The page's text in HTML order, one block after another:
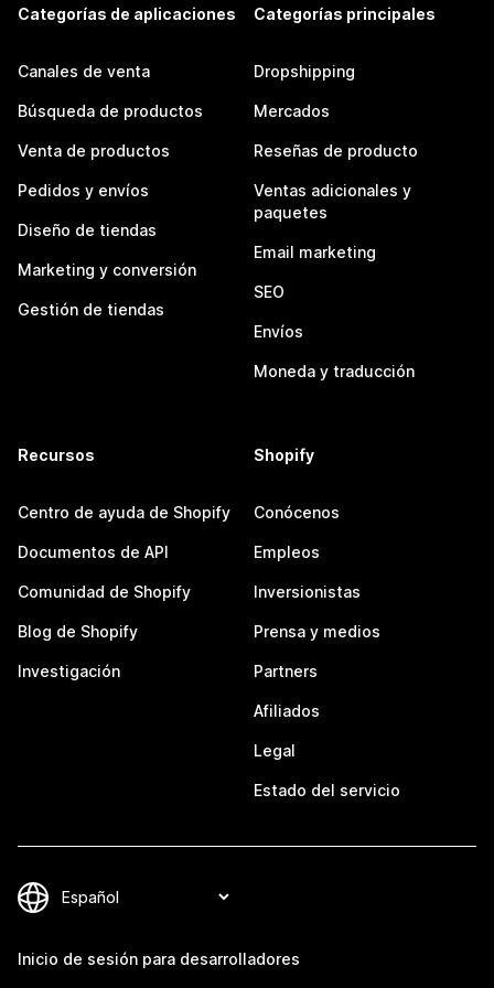
Categorías de aplicaciones
Canales de venta
Búsqueda de productos
Venta de productos
Pedidos y envíos
Diseño de tiendas
Marketing y conversión
Gestión de tiendas
Categorías principales
Dropshipping
Mercados
Reseñas de producto
Ventas adicionales y
paquetes
Email marketing
SEO
Envíos
Moneda y traducción
Recursos
Centro de ayuda de Shopify
Documentos de API
Comunidad de Shopify
Blog de Shopify
Investigación
Shopify
Conócenos
Empleos
Inversionistas
Prensa y medios
Partners
Afiliados
Legal
Estado del servicio
Inicio de sesión para desarrolladores